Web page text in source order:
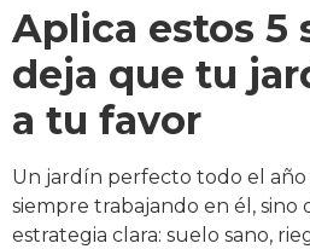
Aplica estos 5
deja que tu
a tu favor
Un jardín perfecto todo el
siempre trabajando en él, sino
estrategia clara: suelo sano,